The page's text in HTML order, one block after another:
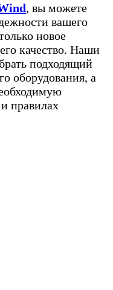
, вы можете
вашего
новое
качество. Наши
подходящий
оборудования, а
правилах